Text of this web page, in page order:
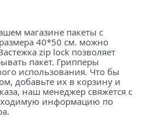
магазине пакеты с
40*50 см. можно
zip lock позволяет
пакет. Грипперы
использования. Что бы
добавьте их в корзину и
наш менеджер свяжется с
информацию по